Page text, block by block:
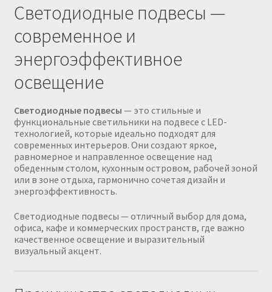
Светодиодные подвесы —
современное и
энергоэффективное
освещение
Светодиодные подвесы — это стильные и
функциональные светильники на подвесе с LED-
технологией, которые идеально подходят для
современных интерьеров. Они создают яркое,
равномерное и направленное освещение над
обеденным столом, кухонным островом, рабочей зоной
или в зоне отдыха, гармонично сочетая дизайн и
энергоэффективность.
Светодиодные подвесы — отличный выбор для дома,
офиса, кафе и коммерческих пространств, где важно
качественное освещение и выразительный
визуальный акцент.